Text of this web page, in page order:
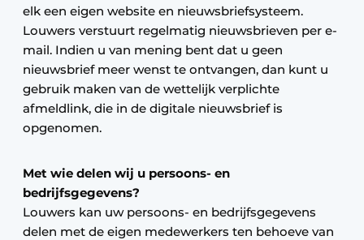
elk een eigen website en nieuwsbriefsysteem.
Louwers verstuurt regelmatig nieuwsbrieven per e-
mail. Indien u van mening bent dat u geen
nieuwsbrief meer wenst te ontvangen, dan kunt u
gebruik maken van de wettelijk verplichte
afmeldlink, die in de digitale nieuwsbrief is
opgenomen.
Met wie delen wij u persoons- en
bedrijfsgegevens?
Louwers kan uw persoons- en bedrijfsgegevens
delen met de eigen medewerkers ten behoeve van